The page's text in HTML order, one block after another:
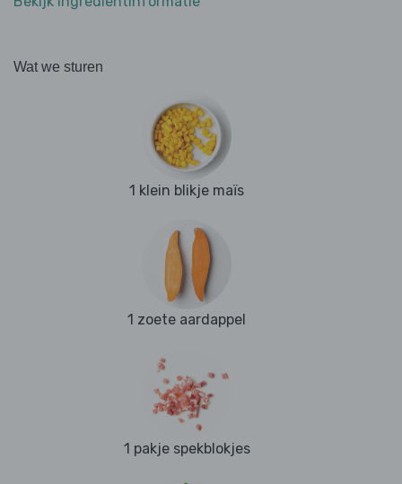
Wat we sturen
1 klein blikje maïs
1 zoete aardappel
1 pakje spekblokjes